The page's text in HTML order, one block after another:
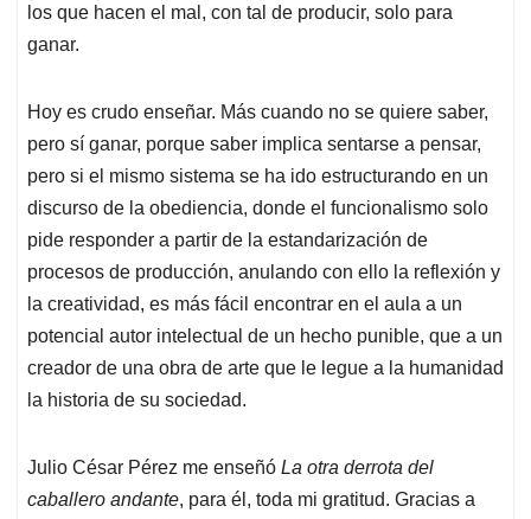
los que hacen el mal, con tal de producir, solo para
ganar.
Hoy es crudo enseñar. Más cuando no se quiere saber,
pero sí ganar, porque saber implica sentarse a pensar,
pero si el mismo sistema se ha ido estructurando en un
discurso de la obediencia, donde el funcionalismo solo
pide responder a partir de la estandarización de
procesos de producción, anulando con ello la reflexión y
la creatividad, es más fácil encontrar en el aula a un
potencial autor intelectual de un hecho punible, que a un
creador de una obra de arte que le legue a la humanidad
la historia de su sociedad.
Julio César Pérez me enseñó La otra derrota del
caballero andante, para él, toda mi gratitud. Gracias a